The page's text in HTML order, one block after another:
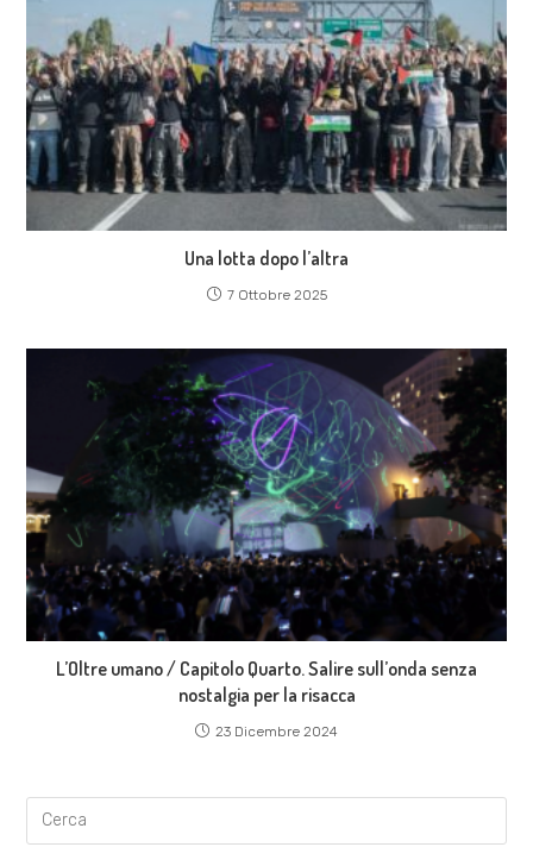
Una lotta dopo l’altra
7 Ottobre 2025
L’Oltre umano / Capitolo Quarto. Salire sull’onda senza
nostalgia per la risacca
23 Dicembre 2024